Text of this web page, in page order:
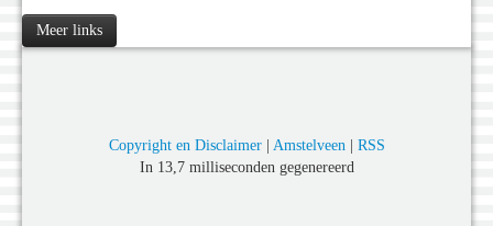
Meer links
Copyright en Disclaimer| Amstelveen| RSS
In 13,7 milliseconden gegenereerd